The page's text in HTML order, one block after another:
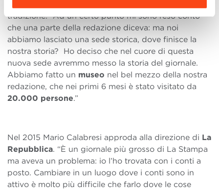
tradizione. “Ad un certo punto mi sono reso conto
che una parte della redazione diceva: ma noi
abbiamo lasciato una sede storica, dove finisce la
nostra storia? Ho deciso che nel cuore di questa
nuova sede avremmo messo la storia del giornale.
Abbiamo fatto un museo nel bel mezzo della nostra
redazione, che nei primi 6 mesi è stato visitato da
20.000 persone.”
Nel 2015 Mario Calabresi approda alla direzione di La
Repubblica. “È un giornale più grosso di La Stampa
ma aveva un problema: io l’ho trovata con i conti a
posto. Cambiare in un luogo dove i conti sono in
attivo è molto più difficile che farlo dove le cose